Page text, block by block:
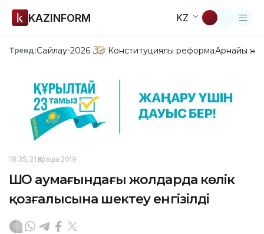
KAZINFORM KZ
Тренд:Сайлау-2026 Конституциялық реформаАрнайы
18:35, 21 Қараша 2019
ШҚО аумағындағы жолдарда көлік
қозғалысына шектеу енгізілді